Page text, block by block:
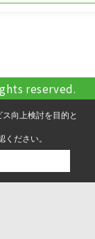
reserved.
向上検討を目的と
ください。